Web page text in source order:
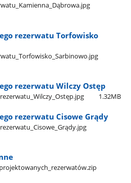
rezerwatu Torfowisko
rezerwatu Wilczy Ostęp
1.32MB
rezerwatu Cisowe Grądy